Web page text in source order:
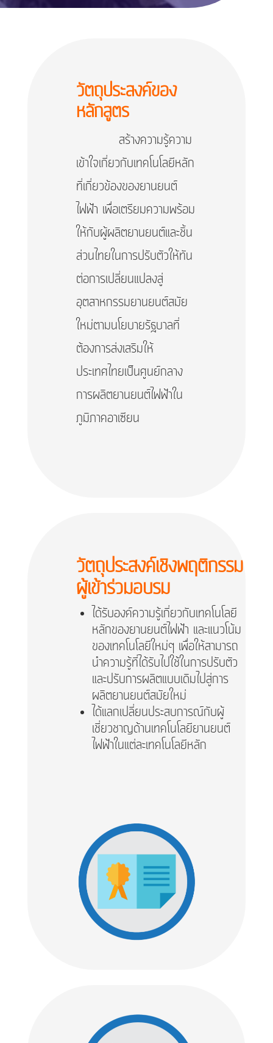
วัตถุประสงค์ของ
หลักสูตร
สร้างความรู้ความ
เข้าใจเกี่ยวกับเทคโนโลยีหลัก
ที่เกี่ยวข้องของยานยนต์
ไฟฟ้า เพื่อเตรียมความพร้อม
ให้กับผู้ผลิตยานยนต์และชิ้น
ส่วนไทยในการปรับตัวให้ทัน
ต่อการเปลี่ยนแปลงสู่
อุตสาหกรรมยานยนต์สมัย
ใหม่ตามนโยบายรัฐบาลที่
ต้องการส่งเสริมให้
ประเทศไทยเป็นศูนย์กลาง
การผลิตยานยนต์ไฟฟ้าใน
ภูมิภาคอาเซียน
วัตถุประสงค์เชิงพฤติกรรม
ผู้เข้าร่วมอบรม
ได้รับองค์ความรู้เกี่ยวกับเทคโนโลยี
หลักของยานยนต์ไฟฟ้า และแนวโน้ม
ของเทคโนโลยีใหม่ๆ เพื่อให้สามารถ
นำความรู้ที่ได้รับไปใช้ในการปรับตัว
และปรับการผลิตแบบเดิมไปสู่การ
ผลิตยานยนต์สมัยใหม่
ได้แลกเปลี่ยนประสบการณ์กับผู้
เชี่ยวชาญด้านเทคโนโลยียานยนต์
ไฟฟ้าในแต่ละเทคโนโลยีหลัก